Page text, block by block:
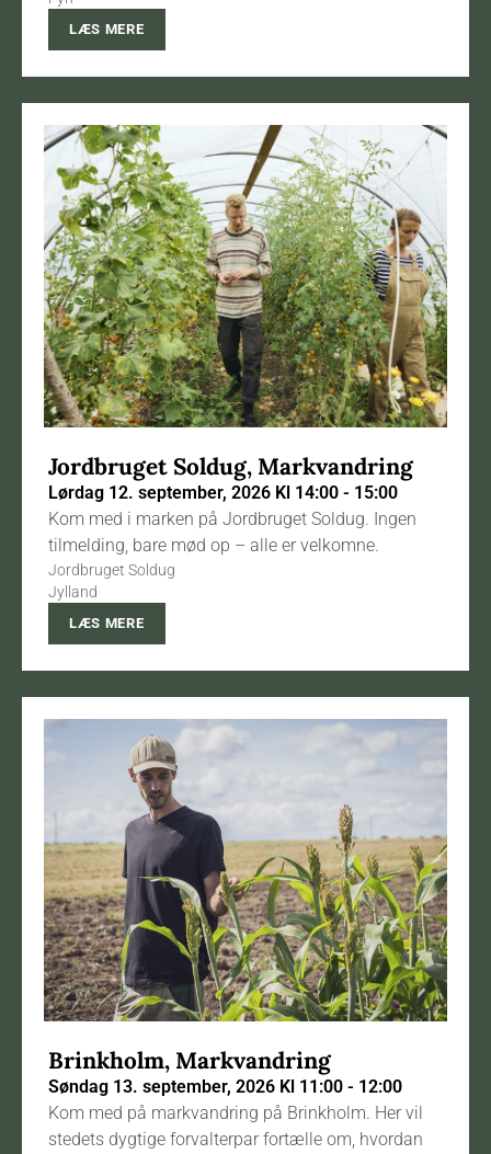
LÆS MERE
Jordbruget Soldug, Markvandring
Lørdag 12. september, 2026 Kl 14:00 - 15:00
Kom med i marken på Jordbruget Soldug. Ingen
tilmelding, bare mød op – alle er velkomne.
Jordbruget Soldug
Jylland
LÆS MERE
Brinkholm, Markvandring
Søndag 13. september, 2026 Kl 11:00 - 12:00
Kom med på markvandring på Brinkholm. Her vil
stedets dygtige forvalterpar fortælle om, hvordan